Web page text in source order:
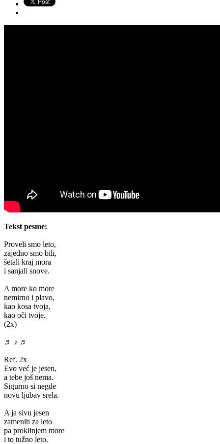
Tekst pesme:
Proveli smo leto,
zajedno smo bili,
šetali kraj mora
i sanjali snove.
A more ko more
nemirno i plavo,
kao kosa tvoja,
kao oči tvoje.
(2x)
♬ ♪ ♬
Ref. 2x
Evo već je jesen,
a tebe još nema.
Sigurno si negde
novu ljubav srela.
A ja sivu jesen
zamenih za leto
pa proklinjem more
i to tužno leto.